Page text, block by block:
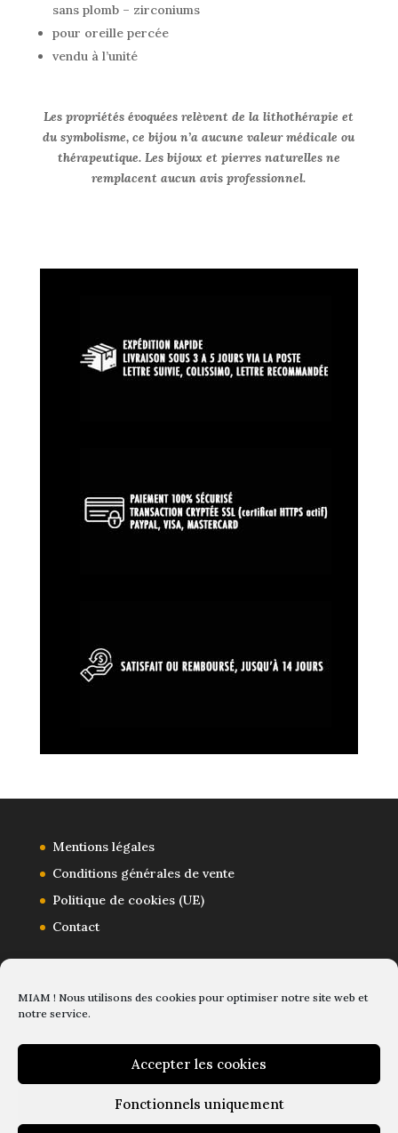
MIAM ! Nous utilisons des cookies pour optimiser notre site web et
notre service.
Accepter les cookies
Fonctionnels uniquement
sans plomb – zirconiums
pour oreille percée
vendu à l’unité
Les propriétés évoquées relèvent de la lithothérapie et
du symbolisme, ce bijou n’a aucune valeur médicale ou
thérapeutique. Les bijoux et pierres naturelles ne
remplacent aucun avis professionnel.
Mentions légales
Conditions générales de vente
Politique de cookies (UE)
Contact